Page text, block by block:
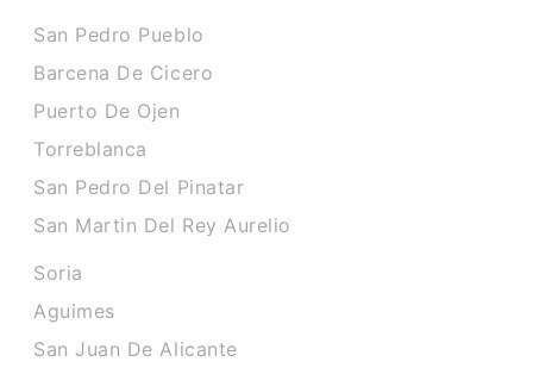
San Pedro Pueblo
Barcena De Cicero
Puerto De Ojen
Torreblanca
San Pedro Del Pinatar
San Martin Del Rey Aurelio
Soria
Aguimes
San Juan De Alicante